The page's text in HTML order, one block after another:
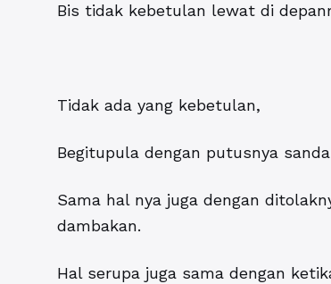
Bis tidak kebetulan lewat di
Tidak ada yang kebetulan,
Begitupula dengan putusnya
Sama hal nya juga dengan
dambakan.
Hal serupa juga sama dengan